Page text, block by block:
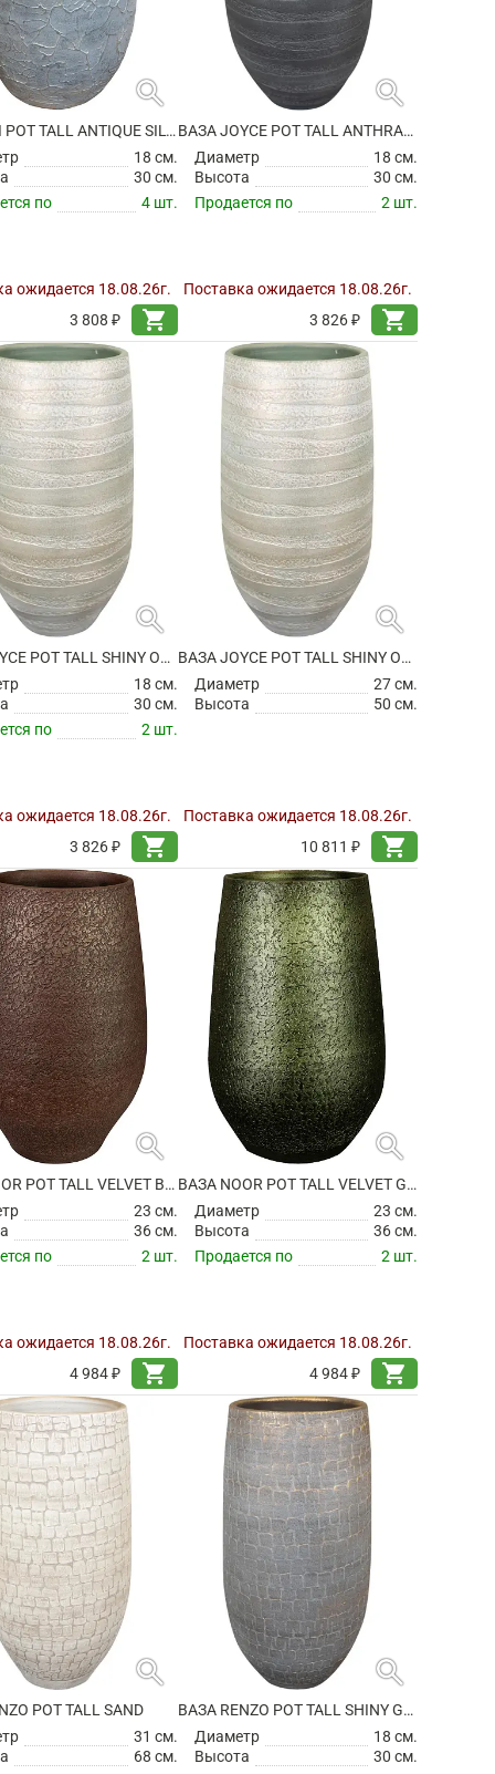
search
ВАЗА EVI POT TALL ANTIQUE SILVER
18 см.
30 см.
по
4 шт.
ожидается 18.08.26г.
3 808 ₽
shopping_cart
search
ВАЗА JOYCE POT TALL ANTHRACITE
Диаметр
18 см.
Высота
30 см.
Продается по
2 шт.
Поставка ожидается 18.08.26г.
3 826 ₽
shopping_cart
search
ВАЗА JOYCE POT TALL SHINY OLIVE
18 см.
30 см.
по
2 шт.
ожидается 18.08.26г.
3 826 ₽
shopping_cart
search
ВАЗА JOYCE POT TALL SHINY OLIVE
Диаметр
27 см.
Высота
50 см.
Поставка ожидается 18.08.26г.
10 811 ₽
shopping_cart
search
ВАЗА NOOR POT TALL VELVET BROWN
23 см.
36 см.
по
2 шт.
ожидается 18.08.26г.
4 984 ₽
shopping_cart
search
ВАЗА NOOR POT TALL VELVET GREEN
Диаметр
23 см.
Высота
36 см.
Продается по
2 шт.
Поставка ожидается 18.08.26г.
4 984 ₽
shopping_cart
search
POT TALL SAND
31 см.
68 см.
search
ВАЗА RENZO POT TALL SHINY GREY
Диаметр
18 см.
Высота
30 см.